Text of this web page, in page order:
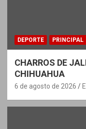
DEPORTE PRINCIPAL
CHARROS DE
CHIHUAHUA
6 de agosto de 2026